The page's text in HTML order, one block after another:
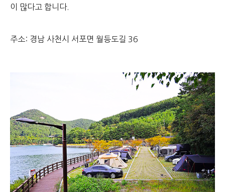
이 많다고 합니다.
주소: 경남 사천시 서포면 월등도길 36